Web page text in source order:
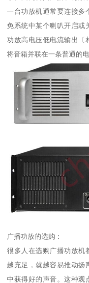
一台功放机通常要连接多
免系统中某个喇叭开启或
功放高电压低电流输出〔
将音箱并联在一条普通的
广播功放的选购：
很多人在选购广播功放机
越充足，就越容易推动扬
中获得好的声音。这种观